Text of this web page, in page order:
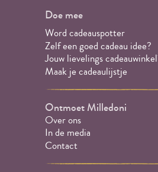
Doe mee
Word cadeauspotter
Zelf een goed cadeau idee?
Jouw lievelings
Maak je cadeaulijstje
Ontmoet Milledoni
Over ons
In de media
Contact